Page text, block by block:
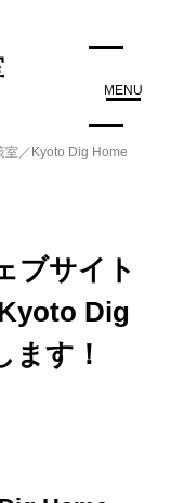
MENU
室／Kyoto Dig Home
ブサイト
Dig
す！